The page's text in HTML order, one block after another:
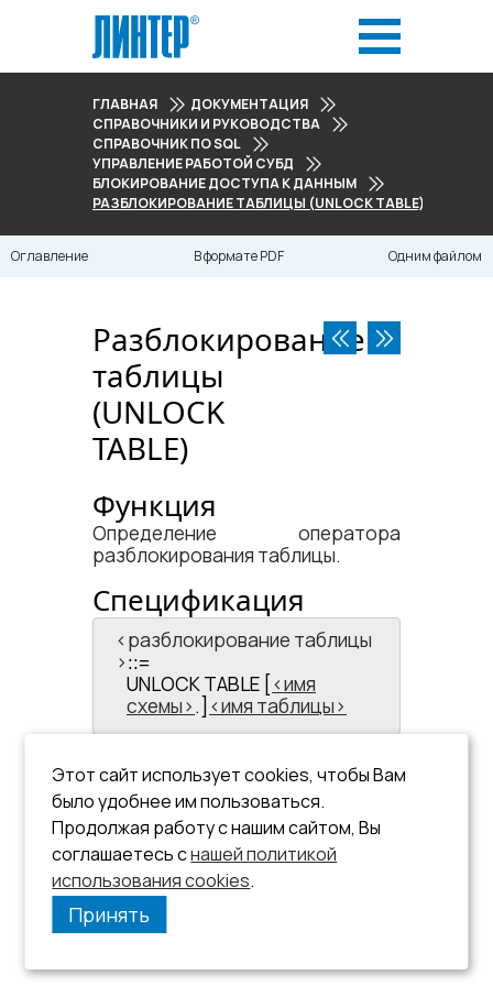
ГЛАВНАЯ
ДОКУМЕНТАЦИЯ
СПРАВОЧНИКИ И РУКОВОДСТВА
СПРАВОЧНИК ПО SQL
УПРАВЛЕНИЕ РАБОТОЙ СУБД
БЛОКИРОВАНИЕ ДОСТУПА К ДАННЫМ
РАЗБЛОКИРОВАНИЕ ТАБЛИЦЫ (UNLOCK TABLE)
Оглавление В формате PDF Одним файлом
Разблокирование
таблицы
(UNLOCK
TABLE)
Функция
Определение оператора
разблокирования таблицы.
Спецификация
<​разблокирование таблицы​
> ::=
UNLOCK TABLE [ имя
схемы .] имя таблицы
Разблокировать таблицу
может только
пользователь, выполнивший
ее блокировку.
Этот сайт использует cookies, чтобы Вам
было удобнее им пользоваться.
Продолжая работу с нашим сайтом, Вы
соглашаетесь снашей политикой
использования cookies.
Принять